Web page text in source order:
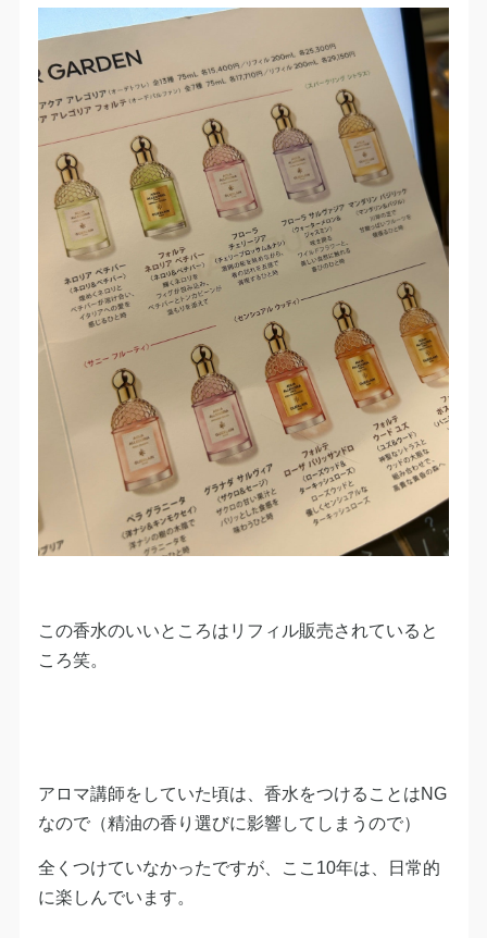
この香水のいいところはリフィル販売されていると
ころ笑。
アロマ講師をしていた頃は、香水をつけることはNG
なので（精油の香り選びに影響してしまうので）
全くつけていなかったですが、ここ10年は、日常的
に楽しんでいます。